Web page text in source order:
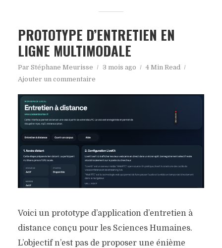
PROTOTYPE D’ENTRETIEN EN
LIGNE MULTIMODALE
Par Stéphane Meurisse 3 mois ago
4 Min Read
Ajouter un commentaire
Voici un prototype d’application d’entretien à
distance conçu pour les Sciences Humaines.
L’objectif n’est pas de proposer une énième